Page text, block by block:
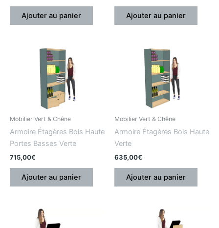
Ajouter au panier Ajouter au panier
Mobilier Vert & Chêne
Armoire Étagères Bois Haute
Portes Basses Verte
715,00€
Ajouter au panier
Mobilier Vert & Chêne
Armoire Étagères Bois Haute
Verte
635,00€
Ajouter au panier